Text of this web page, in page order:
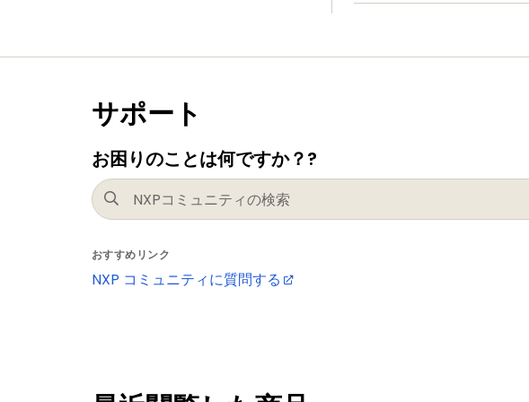
サポート
お困りのことは何ですか？?
おすすめリンク
NXP コミュニティに質問する